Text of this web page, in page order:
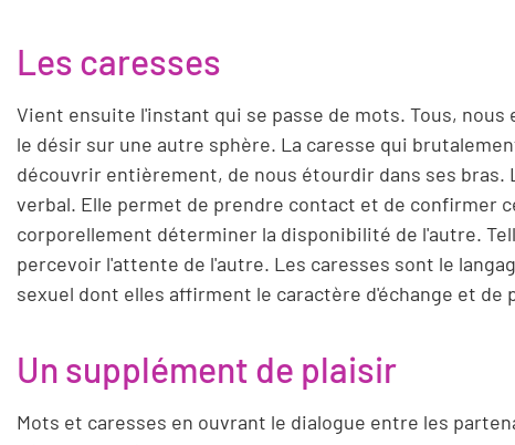
Les caresses
Vient ensuite l'instant qui se passe de mots. Tous,
le désir sur une autre sphère. La caresse qui
découvrir entièrement, de nous étourdir dans ses bras.
verbal. Elle permet de prendre contact et de confirmer
corporellement déterminer la disponibilité de l'autre.
percevoir l'attente de l'autre. Les caresses sont le
sexuel dont elles affirment le caractère d'échange et de
Un supplément de plaisir
Mots et caresses en ouvrant le dialogue entre les